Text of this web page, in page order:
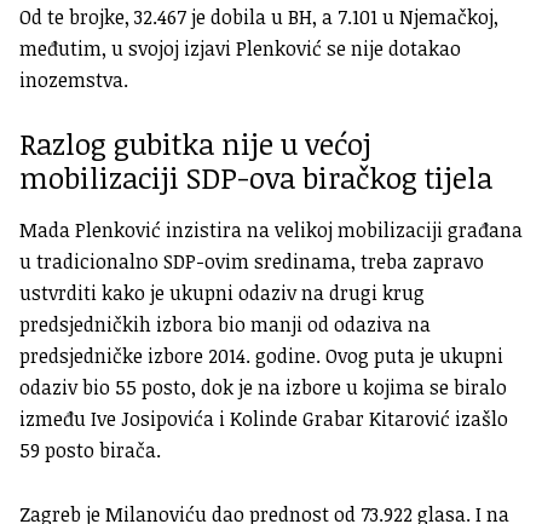
Od te brojke, 32.467 je dobila u BH, a 7.101 u Njemačkoj,
međutim, u svojoj izjavi Plenković se nije dotakao
inozemstva.
Razlog gubitka nije u većoj
mobilizaciji SDP-ova biračkog tijela
Mada Plenković inzistira na velikoj mobilizaciji građana
u tradicionalno SDP-ovim sredinama, treba zapravo
ustvrditi kako je ukupni odaziv na drugi krug
predsjedničkih izbora bio manji od odaziva na
predsjedničke izbore 2014. godine. Ovog puta je ukupni
odaziv bio 55 posto, dok je na izbore u kojima se biralo
između Ive Josipovića i Kolinde Grabar Kitarović izašlo
59 posto birača.
Zagreb je Milanoviću dao prednost od 73.922 glasa. I na